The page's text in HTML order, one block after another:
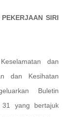
SIRI
dan
dan Kesihatan
Buletin
31 yang bertajuk